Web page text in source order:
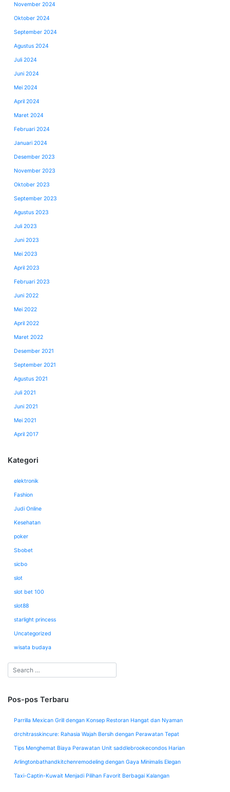
November 2024
Oktober 2024
September 2024
Agustus 2024
Juli 2024
Juni 2024
Mei 2024
April 2024
Maret 2024
Februari 2024
Januari 2024
Desember 2023
November 2023
Oktober 2023
September 2023
Agustus 2023
Juli 2023
Juni 2023
Mei 2023
April 2023
Februari 2023
Juni 2022
Mei 2022
April 2022
Maret 2022
Desember 2021
September 2021
Agustus 2021
Juli 2021
Juni 2021
Mei 2021
April 2017
Kategori
elektronik
Fashion
Judi Online
Kesehatan
poker
Sbobet
sicbo
slot
slot bet 100
slot88
starlight princess
Uncategorized
wisata budaya
Pos-pos Terbaru
Parrilla Mexican Grill dengan Konsep Restoran Hangat dan Nyaman
drchitrasskincure: Rahasia Wajah Bersih dengan Perawatan Tepat
Tips Menghemat Biaya Perawatan Unit saddlebrookecondos Harian
Arlingtonbathandkitchenremodeling dengan Gaya Minimalis Elegan
Taxi-Captin-Kuwait Menjadi Pilihan Favorit Berbagai Kalangan